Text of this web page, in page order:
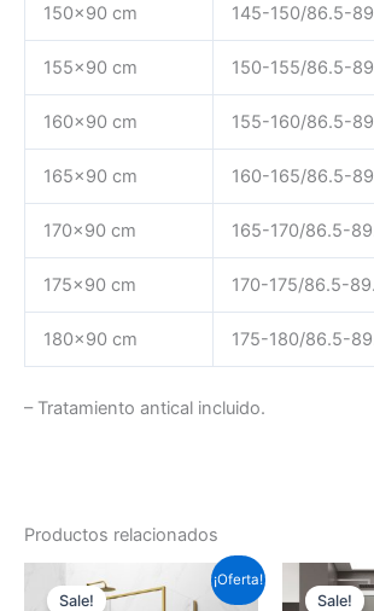
150×90 cm 145-150/86.5-
155×90 cm 150-155/86.5-
160×90 cm 155-160/86.5-
165×90 cm 160-165/86.5-
170×90 cm 165-170/86.5-
175×90 cm 170-175/86.5-
180×90 cm 175-180/86.5-
– Tratamiento antical incluido.
Productos relacionados
¡Oferta!
Sale!
Este
producto Sale!